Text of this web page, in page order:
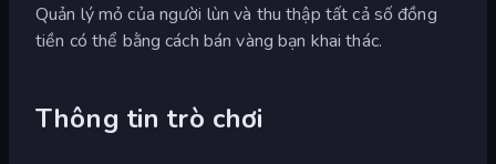
Quản lý mỏ của người lùn và thu thập tất cả số đồng
tiền có thể bằng cách bán vàng bạn khai thác.
Thông tin trò chơi